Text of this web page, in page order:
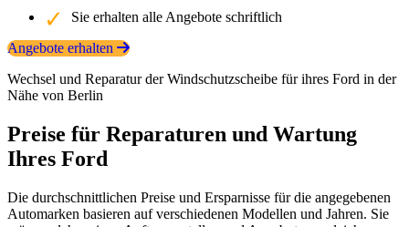
Sie erhalten alle Angebote schriftlich
Angebote erhalten
Wechsel und Reparatur der Windschutzscheibe für ihres Ford in der
Nähe von Berlin
Preise für Reparaturen und Wartung
Ihres Ford
Die durchschnittlichen Preise und Ersparnisse für die angegebenen
Automarken basieren auf verschiedenen Modellen und Jahren. Sie